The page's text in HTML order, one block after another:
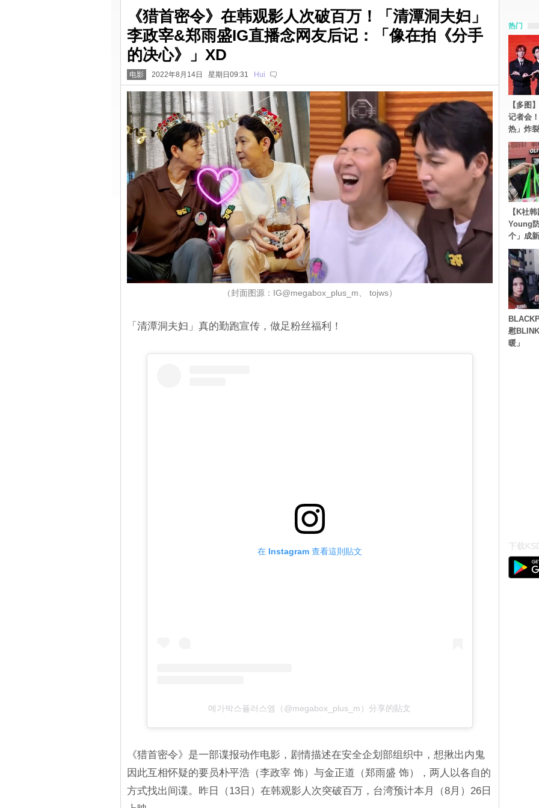
《猎首密令》在韩观影人次破百万！「清潭洞夫妇」
李政宰&郑雨盛IG直播念网友后记：「像在拍《分手
的决心》」XD
电影 2022年8月14日 星期日09:31 Hui
（封面图源：IG@megabox_plus_m、 tojws）
「清潭洞夫妇」真的勤跑宣传，做足粉丝福利！
在 Instagram 查看這則貼文
메가박스플러스엠（@megabox_plus_m）分享的貼文
《猎首密令》是一部谍报动作电影，剧情描述在安全企划部组织中，想揪出内鬼
因此互相怀疑的要员朴平浩（李政宰 饰）与金正道（郑雨盛 饰），两人以各自的
方式找出间谍。昨日（13日）在韩观影人次突破百万，台湾预计本月（8月）26日
热门
【多图
记者会
热」炸
【K社
Young
个」成
慰
暖」
下载